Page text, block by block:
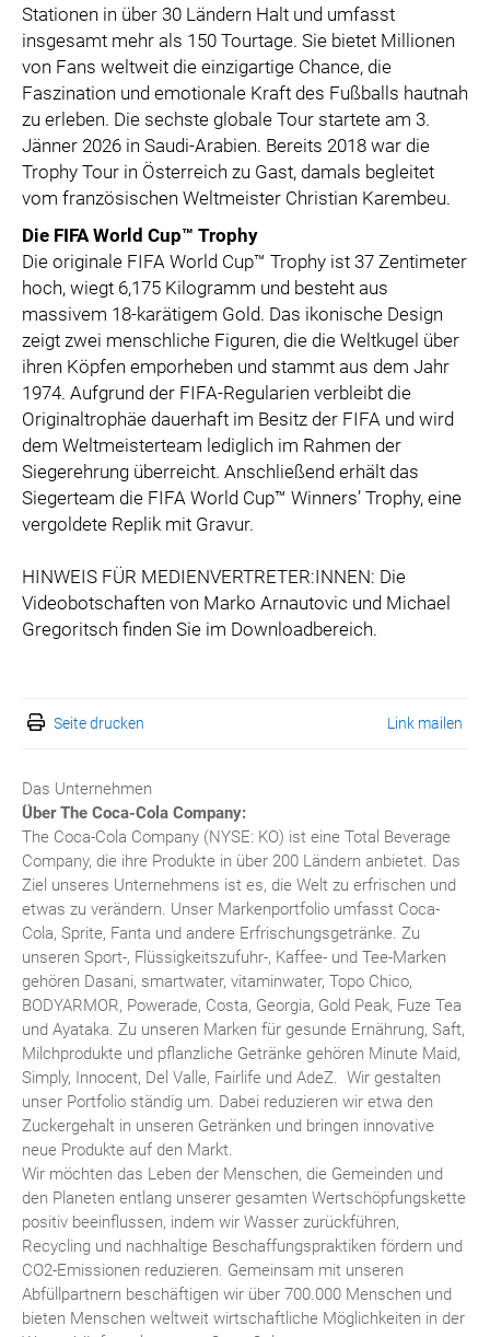
Stationen in über 30 Ländern Halt und umfasst
insgesamt mehr als 150 Tourtage. Sie bietet Millionen
von Fans weltweit die einzigartige Chance, die
Faszination und emotionale Kraft des Fußballs hautnah
zu erleben. Die sechste globale Tour startete am 3.
Jänner 2026 in Saudi-Arabien. Bereits 2018 war die
Trophy Tour in Österreich zu Gast, damals begleitet
vom französischen Weltmeister Christian Karembeu.
Die FIFA World Cup™ Trophy
Die originale FIFA World Cup™ Trophy ist 37 Zentimeter
hoch, wiegt 6,175 Kilogramm und besteht aus
massivem 18-karätigem Gold. Das ikonische Design
zeigt zwei menschliche Figuren, die die Weltkugel über
ihren Köpfen emporheben und stammt aus dem Jahr
1974. Aufgrund der FIFA-Regularien verbleibt die
Originaltrophäe dauerhaft im Besitz der FIFA und wird
dem Weltmeisterteam lediglich im Rahmen der
Siegerehrung überreicht. Anschließend erhält das
Siegerteam die FIFA World Cup™ Winners’ Trophy, eine
vergoldete Replik mit Gravur.
HINWEIS FÜR MEDIENVERTRETER:INNEN: Die
Videobotschaften von Marko Arnautovic und Michael
Gregoritsch finden Sie im Downloadbereich.
Seite drucken Link mailen
Das Unternehmen
Über The Coca-Cola Company:
The Coca-Cola Company (NYSE: KO) ist eine Total Beverage
Company, die ihre Produkte in über 200 Ländern anbietet. Das
Ziel unseres Unternehmens ist es, die Welt zu erfrischen und
etwas zu verändern. Unser Markenportfolio umfasst Coca-
Cola, Sprite, Fanta und andere Erfrischungsgetränke. Zu
unseren Sport-, Flüssigkeitszufuhr-, Kaffee- und Tee-Marken
gehören Dasani, smartwater, vitaminwater, Topo Chico,
BODYARMOR, Powerade, Costa, Georgia, Gold Peak, Fuze Tea
und Ayataka. Zu unseren Marken für gesunde Ernährung, Saft,
Milchprodukte und pflanzliche Getränke gehören Minute Maid,
Simply, Innocent, Del Valle, Fairlife und AdeZ. Wir gestalten
unser Portfolio ständig um. Dabei reduzieren wir etwa den
Zuckergehalt in unseren Getränken und bringen innovative
neue Produkte auf den Markt.
Wir möchten das Leben der Menschen, die Gemeinden und
den Planeten entlang unserer gesamten Wertschöpfungskette
positiv beeinflussen, indem wir Wasser zurückführen,
Recycling und nachhaltige Beschaffungspraktiken fördern und
CO2-Emissionen reduzieren. Gemeinsam mit unseren
Abfüllpartnern beschäftigen wir über 700.000 Menschen und
bieten Menschen weltweit wirtschaftliche Möglichkeiten in der